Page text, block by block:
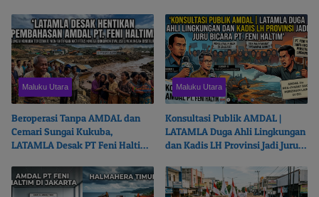
Maluku Utara
Beroperasi Tanpa AMDAL dan
Cemari Sungai Kukuba,
LATAMLA Desak PT Feni Haltim
Maluku Utara
Konsultasi Publik AMDAL |
LATAMLA Duga Ahli Lingkungan
dan Kadis LH Provinsi Jadi Juru